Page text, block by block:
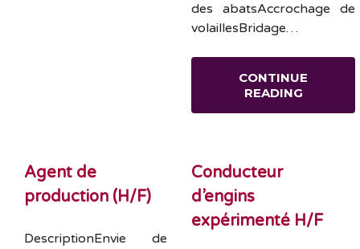
des abatsAccrochage de
volaillesBridage…
CONTINUE
READING
Agent de
production (H/F)
DescriptionEnvie de
Conducteur
d’engins
expérimenté H/F